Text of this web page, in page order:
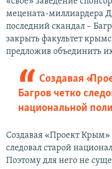
мецената-миллиардера
последний скандал –
закрыть факультет
предложив объединить
Создавая
Багров четко
национальной
Создавая «Проект
следовал старой
Поэтому для него не